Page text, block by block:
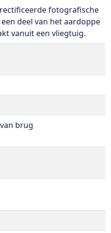
fotografische
deel van het aardoppe
vanuit een vliegtuig.
brug